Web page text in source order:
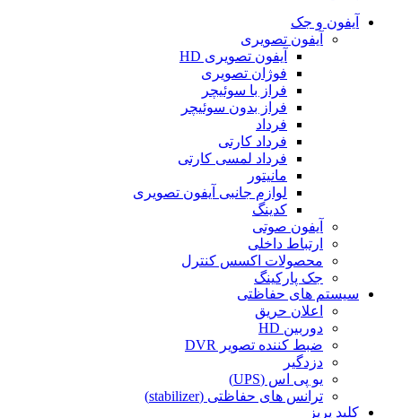
آیفون و جک
آیفون تصویری
آیفون تصویری HD
فوژان تصویری
فراز با سوئیچر
فراز بدون سوئیچر
فرداد
فرداد کارتی
فرداد لمسی کارتی
مانیتور
لوازم جانبی آیفون تصویری
کدینگ
آیفون صوتی
ارتباط داخلی
محصولات اکسس کنترل
جک پارکینگ
سیستم های حفاظتی
اعلان حریق
دوربین HD
ضبط کننده تصویر DVR
دزدگیر
یو پی اس (UPS)
ترانس های حفاظتی (stabilizer)
کلید پریز